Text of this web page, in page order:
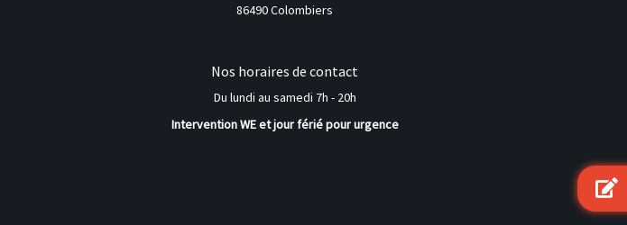
86490 Colombiers
Nos horaires de contact
Du lundi au samedi 7h - 20h
Intervention WE et jour férié pour urgence